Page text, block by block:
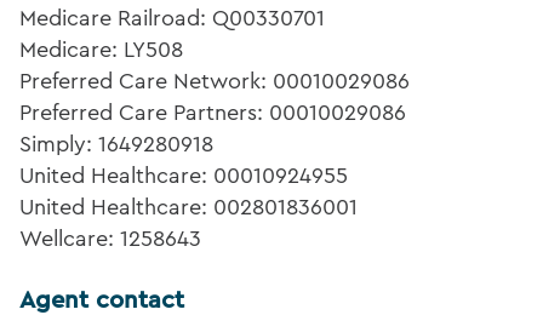
Medicare Railroad: Q00330701
Medicare: LY508
Preferred Care Network: 00010029086
Preferred Care Partners: 00010029086
Simply: 1649280918
United Healthcare: 00010924955
United Healthcare: 002801836001
Wellcare: 1258643
Agent contact